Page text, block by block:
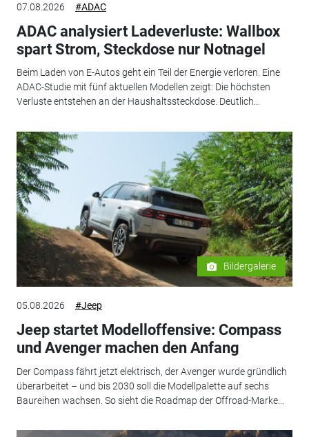
07.08.2026 #ADAC
ADAC analysiert Ladeverluste: Wallbox
spart Strom, Steckdose nur Notnagel
Beim Laden von E-Autos geht ein Teil der Energie verloren. Eine
ADAC-Studie mit fünf aktuellen Modellen zeigt: Die höchsten
Verluste entstehen an der Haushaltssteckdose. Deutlich...
Bildergalerie
05.08.2026 #Jeep
Jeep startet Modelloffensive: Compass
und Avenger machen den Anfang
Der Compass fährt jetzt elektrisch, der Avenger wurde gründlich
überarbeitet – und bis 2030 soll die Modellpalette auf sechs
Baureihen wachsen. So sieht die Roadmap der Offroad-Marke...